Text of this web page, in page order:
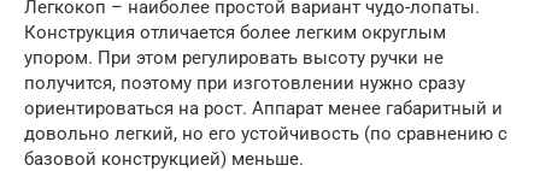
Легкокоп – наиболее простой вариант чудо-лопаты.
Конструкция отличается более легким округлым
упором. При этом регулировать высоту ручки не
получится, поэтому при изготовлении нужно сразу
ориентироваться на рост. Аппарат менее габаритный и
довольно легкий, но его устойчивость (по сравнению с
базовой конструкцией) меньше.